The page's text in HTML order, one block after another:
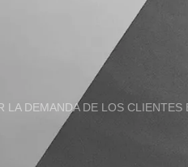
DEMANDA DE LOS CLIENTES